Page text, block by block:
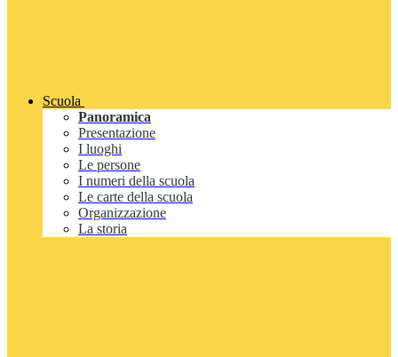
Scuola
Panoramica
Presentazione
I luoghi
Le persone
I numeri della scuola
Le carte della scuola
Organizzazione
La storia